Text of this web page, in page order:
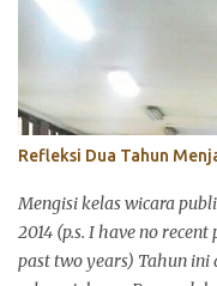
disalurkan. Mumpung
September Ceria
tulisan pribadi yang
Dari dulu aku penasaran
menyelaraskan pikiran,
ketiganya sinkron satu
tentang ini dan
psikologi mencintai tidak
dikondisikan dalam...
Refleksi Dua Tahun
Mengisi kelas wicara
2014 (p.s. I have no
past two years) Tahun